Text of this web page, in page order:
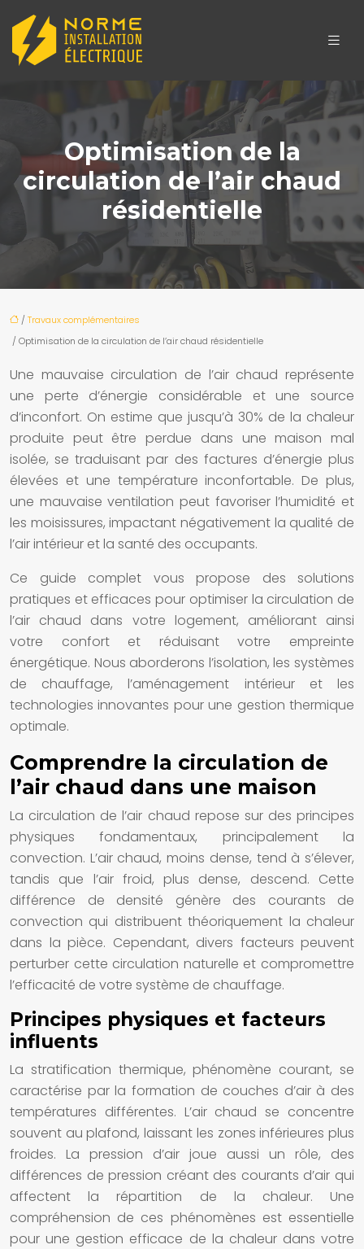
Optimisation de la
circulation de l’air chaud
résidentielle
/Travaux complémentaires
/ Optimisation de la circulation de l’air chaud résidentielle
Une mauvaise circulation de l’air chaud représente
une perte d’énergie considérable et une source
d’inconfort. On estime que jusqu’à 30% de la chaleur
produite peut être perdue dans une maison mal
isolée, se traduisant par des factures d’énergie plus
élevées et une température inconfortable. De plus,
une mauvaise ventilation peut favoriser l’humidité et
les moisissures, impactant négativement la qualité de
l’air intérieur et la santé des occupants.
Ce guide complet vous propose des solutions
pratiques et efficaces pour optimiser la circulation de
l’air chaud dans votre logement, améliorant ainsi
votre confort et réduisant votre empreinte
énergétique. Nous aborderons l’isolation, les systèmes
de chauffage, l’aménagement intérieur et les
technologies innovantes pour une gestion thermique
optimale.
Comprendre la circulation de
l’air chaud dans une maison
La circulation de l’air chaud repose sur des principes
physiques fondamentaux, principalement la
convection. L’air chaud, moins dense, tend à s’élever,
tandis que l’air froid, plus dense, descend. Cette
différence de densité génère des courants de
convection qui distribuent théoriquement la chaleur
dans la pièce. Cependant, divers facteurs peuvent
perturber cette circulation naturelle et compromettre
l’efficacité de votre système de chauffage.
Principes physiques et facteurs
influents
La stratification thermique, phénomène courant, se
caractérise par la formation de couches d’air à des
températures différentes. L’air chaud se concentre
souvent au plafond, laissant les zones inférieures plus
froides. La pression d’air joue aussi un rôle, des
différences de pression créant des courants d’air qui
affectent la répartition de la chaleur. Une
compréhension de ces phénomènes est essentielle
pour une gestion efficace de la chaleur dans votre